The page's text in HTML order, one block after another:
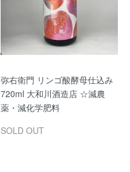
弥右衛門 リンゴ酸酵母仕込み
720ml 大和川酒造店 ☆減農
薬・減化学肥料
SOLD OUT